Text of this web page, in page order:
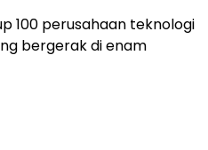
100 perusahaan teknologi
bergerak di enam